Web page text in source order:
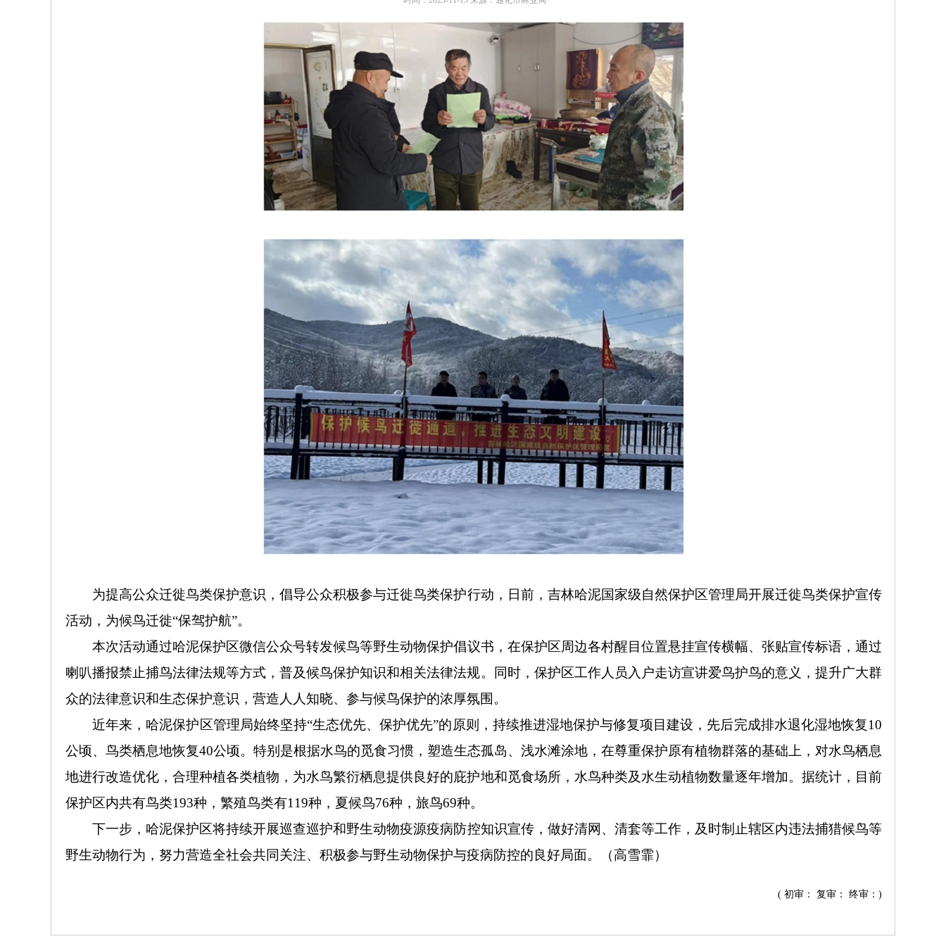
为提高公众迁徙鸟类保护意识，倡导公众积极参与迁徙鸟类保护行动，日前，吉林哈泥国家级自然保护区管理局开展迁徙鸟类保护宣传
活动，为候鸟迁徙“保驾护航”。
本次活动通过哈泥保护区微信公众号转发候鸟等野生动物保护倡议书，在保护区周边各村醒目位置悬挂宣传横幅、张贴宣传标语，通过
喇叭播报禁止捕鸟法律法规等方式，普及候鸟保护知识和相关法律法规。同时，保护区工作人员入户走访宣讲爱鸟护鸟的意义，提升广大群
众的法律意识和生态保护意识，营造人人知晓、参与候鸟保护的浓厚氛围。
近年来，哈泥保护区管理局始终坚持“生态优先、保护优先”的原则，持续推进湿地保护与修复项目建设，先后完成排水退化湿地恢复10
公顷、鸟类栖息地恢复40公顷。特别是根据水鸟的觅食习惯，塑造生态孤岛、浅水滩涂地，在尊重保护原有植物群落的基础上，对水鸟栖息
地进行改造优化，合理种植各类植物，为水鸟繁衍栖息提供良好的庇护地和觅食场所，水鸟种类及水生动植物数量逐年增加。据统计，目前
保护区内共有鸟类193种，繁殖鸟类有119种，夏候鸟76种，旅鸟69种。
下一步，哈泥保护区将持续开展巡查巡护和野生动物疫源疫病防控知识宣传，做好清网、清套等工作，及时制止辖区内违法捕猎候鸟等
野生动物行为，努力营造全社会共同关注、积极参与野生动物保护与疫病防控的良好局面。（高雪霏）
( 初审： 复审： 终审：)